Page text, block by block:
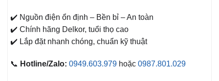
✔️ Nguồn điện ổn định – Bền bỉ – An toàn
✔️ Chính hãng Delkor, tuổi thọ cao
✔️ Lắp đặt nhanh chóng, chuẩn kỹ thuật
📞 Hotline/Zalo: 0949.603.979 hoặc 0987.801.029